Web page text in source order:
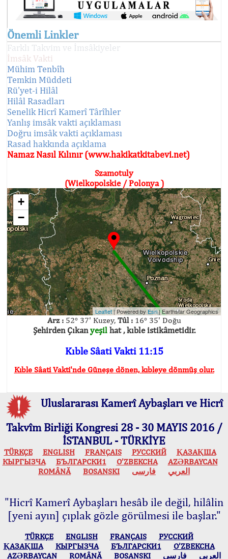
Önemli Linkler
Farklı Takvim ve İmsâkiyeler
İmsâk Vakti
Mühim Tenbîh
Temkin Müddeti
Rü'yet-i Hilâl
Hilâl Rasadları
Senelik Hicrî Kamerî Târîhler
Yanlış imsâk vakti açıklaması
Doğru imsâk vakti açıklaması
Rasad hakkında açıklama
Namaz Nasıl Kılınır (www.hakikatkitabevi.net)
Szamotuly
(Wielkopolskie / Polonya )
+
−
Leaflet| Powered byEsri|Earthstar Geographics
Arz :52° 37' Kuzey, Tûl :16° 35' Doğu
Şehirden Çıkanyeşilhat , kıble istikâmetidir.
Kıble Sâati Vakti 11:15
Kıble Sâati Vakti'nde Güneşe dönen, kıbleye dönmüş olur.
Uluslararası Kamerî Aybaşları ve Hicrî
Takvîm Birliği Kongresi 28 - 30 MAYIS 2016 /
İSTANBUL - TÜRKİYE
TÜRKÇE ENGLISH FRANÇAIS РУССКИЙ
ҚАЗАҚША
КЫPГЫЗЧA
БЪЛГАРСКИ1 O’ZBEKCHA
AZӘRBAYCAN
ROMÂNĂ
BOSANSKI العربي فارسی
"Hicrî Kamerî Aybaşları hesâb ile değil, hilâlin
[yeni ayın] çıplak gözle görülmesi ile başlar."
TÜRKÇE ENGLISH FRANÇAIS
РУССКИЙ
ҚАЗАҚША
КЫPГЫЗЧA БЪЛГАРСКИ1
O’ZBEKCHA
AZӘRBAYCAN
ROMÂNĂ BOSANSKI العربي فارسی